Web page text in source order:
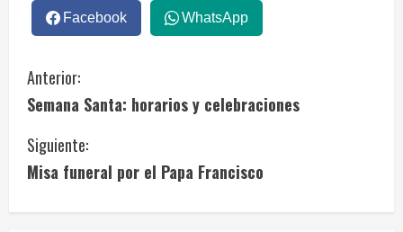
Facebook WhatsApp
S
i
g
Anterior:
Semana Santa: horarios y celebraciones
Siguiente:
Misa funeral por el Papa Francisco